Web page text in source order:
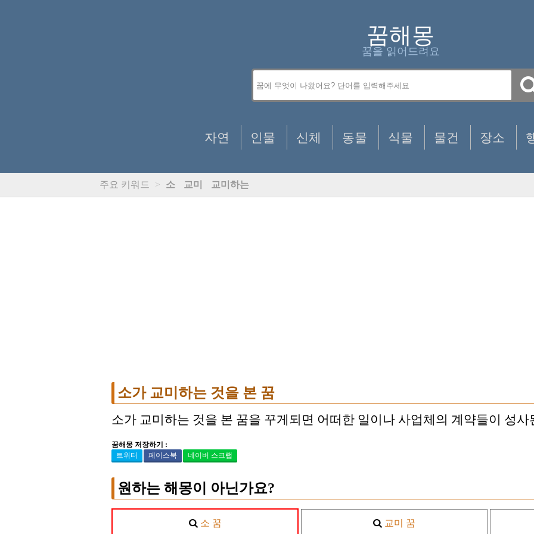
꿈해몽
꿈을 읽어드려요
자연 인물 신체 동물 식물 물건 장소
주요 키워드 > 소 교미 교미하는
소가 교미하는 것을 본 꿈
소가 교미하는 것을 본 꿈을 꾸게되면 어떠한 일이나 사업체의 계약들이 성사
꿈해몽 저장하기 :
트위터
페이스북 네이버 스크랩
원하는 해몽이 아닌가요?
소 꿈 교미 꿈